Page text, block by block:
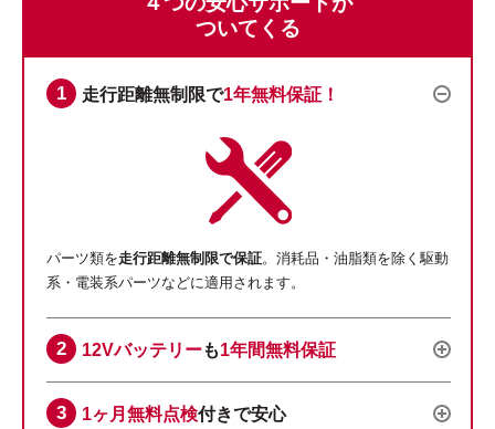
ついてくる
走行距離無制限で1年無料保証！
パーツ類を走行距離無制限で保証。消耗品・油脂類を除く駆動
系・電装系パーツなどに適用されます。
12Vバッテリーも1年間無料保証
1ヶ月無料点検付きで安心